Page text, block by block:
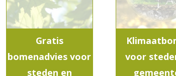
Gratis
bomenadvies voor
steden en
voor